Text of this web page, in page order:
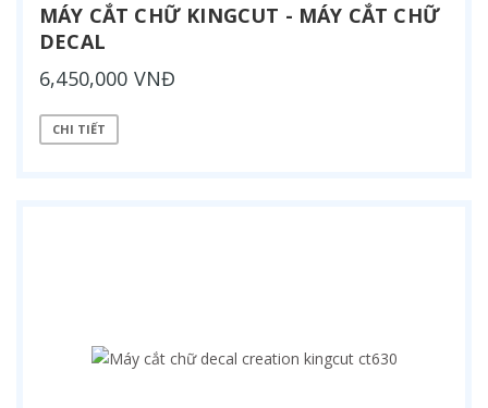
MÁY CẮT CHỮ KINGCUT - MÁY CẮT CHỮ
DECAL
6,450,000 VNĐ
CHI TIẾT